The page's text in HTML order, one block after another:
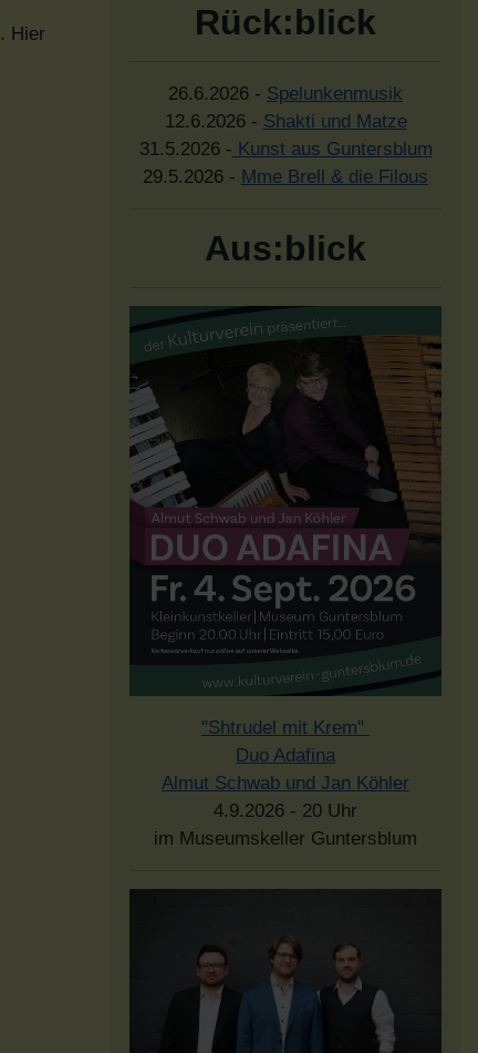
. Hier
Rück:blick
26.6.2026 - Spelunkenmusik
12.6.2026 - Shakti und Matze
31.5.2026 - Kunst aus Guntersblum
29.5.2026 - Mme Brell & die Filous
Aus:blick
"Shtrudel mit Krem"
Duo Adafina
Almut Schwab und Jan Köhler
4.9.2026 - 20 Uhr
im Museumskeller Guntersblum